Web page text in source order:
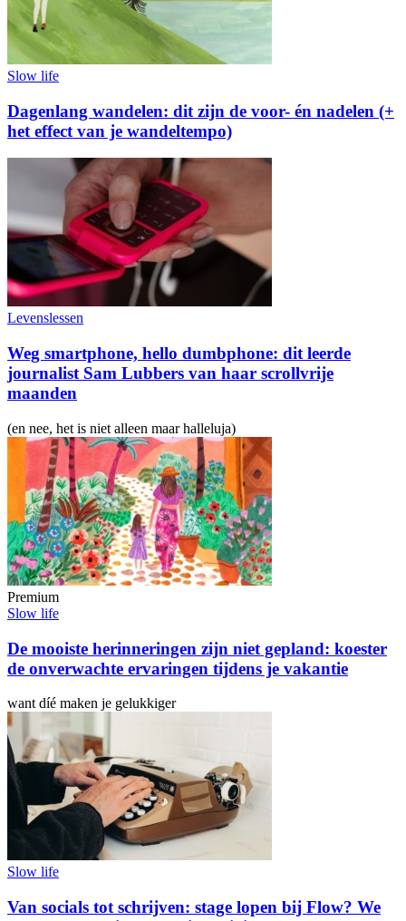
Slow life
Dagenlang wandelen: dit zijn de voor- én nadelen (+
het effect van je wandeltempo)
Levenslessen
Weg smartphone, hello dumbphone: dit leerde
journalist Sam Lubbers van haar scrollvrije
maanden
(en nee, het is niet alleen maar halleluja)
Premium
Slow life
De mooiste herinneringen zijn niet gepland: koester
de onverwachte ervaringen tijdens je vakantie
want díé maken je gelukkiger
Slow life
Van socials tot schrijven: stage lopen bij Flow? We